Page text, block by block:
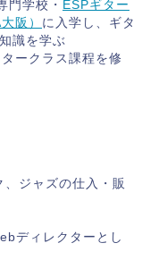
門学校・ ESPギター
阪） に入学し、ギタ
識を学ぶ
ークラス課程を修
ジャズの仕入・販
ディレクターとし